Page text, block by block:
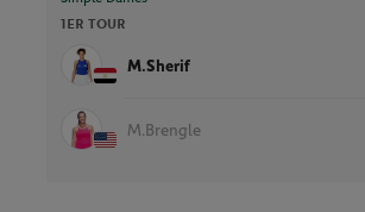
1ER TOUR
M.Sherif
M.Brengle